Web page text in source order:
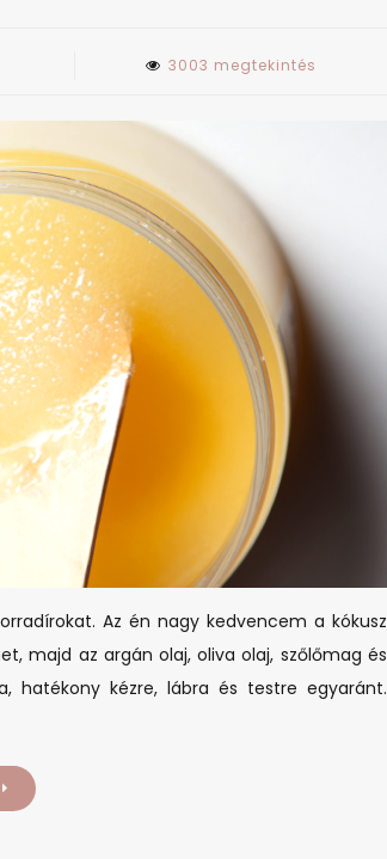
3003 megtekintés
Az én nagy kedvencem a kókusz
majd az argán olaj, oliva olaj, szőlőmag és
hatékony kézre, lábra és testre egyaránt.